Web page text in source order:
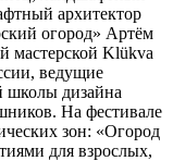
архитектор
огород» Артём
мастерской Klükva
ведущие
школы дизайна
На фестивале
зон: «Огород
для взрослых,